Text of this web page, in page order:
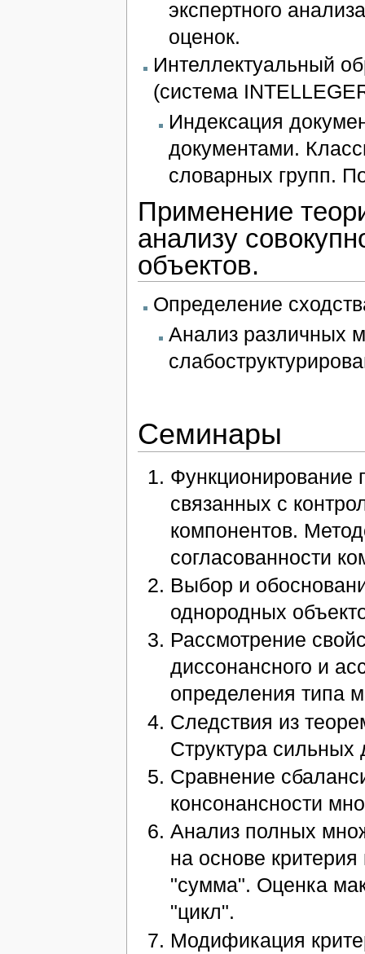
экспертного
оценок.
Интеллектуальный
(система
Индексация
документами.
словарных групп.
Применение
анализу
объектов.
Определение
Анализ различных
Семинары
Функционирование
связанных с
компонентов.
согласованности
Выбор и
однородных
Рассмотрение
диссонансного и
определения типа
Следствия из
Структура сильных
Сравнение
консонансности
Анализ полных
на основе критерия
"сумма". Оценка
"цикл".
Модификация